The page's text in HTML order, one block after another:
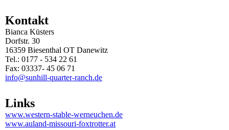
Kontakt
Bianca Küsters
Dorfstr. 30
16359 Biesenthal OT Danewitz
Tel.: 0177 - 534 22 61
Fax: 03337- 45 06 71
info@sunhill-quarter-ranch.de
Links
www.western-stable-werneuchen.de
www.auland-missouri-foxtrotter.at